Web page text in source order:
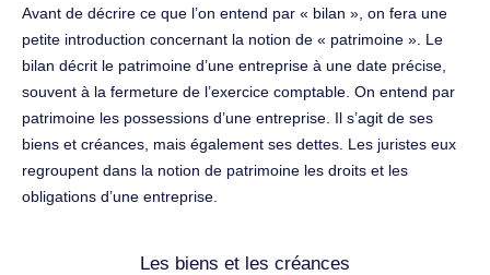
Avant de décrire ce que l’on entend par « bilan », on fera une
petite introduction concernant la notion de « patrimoine ». Le
bilan décrit le patrimoine d’une entreprise à une date précise,
souvent à la fermeture de l’exercice comptable. On entend par
patrimoine les possessions d’une entreprise. Il s’agit de ses
biens et créances, mais également ses dettes. Les juristes eux
regroupent dans la notion de patrimoine les droits et les
obligations d’une entreprise.
Les biens et les créances